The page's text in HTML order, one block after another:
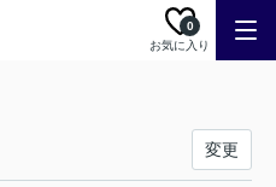
お気に入り
0
変更